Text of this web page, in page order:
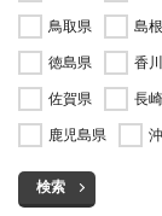
鳥取県
島
徳島県
香
佐賀県
長
鹿児島県
検索